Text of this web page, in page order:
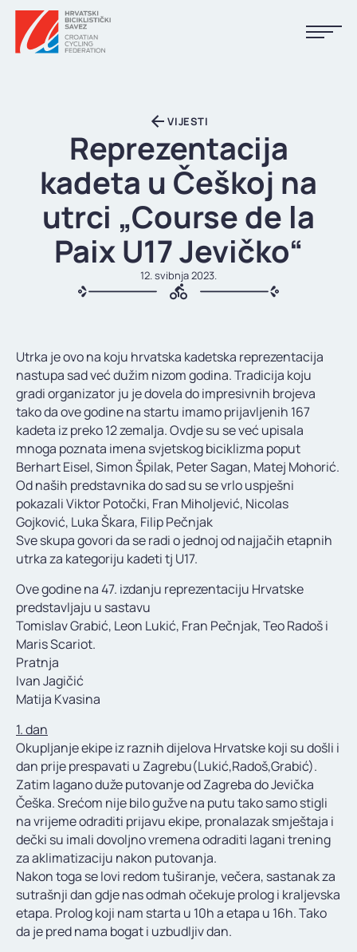
KALENDAR
REZULTATI
KLUBOVI
TIJELA HBS-A
DOKUMENTI
KONTAKT
VIJESTI
Reprezentacija
kadeta u Češkoj na
utrci „Course de la
Paix U17 Jevičko“
12. svibnja 2023.
Utrka je ovo na koju hrvatska kadetska reprezentacija
nastupa sad već dužim nizom godina. Tradicija koju
gradi organizator ju je dovela do impresivnih brojeva
tako da ove godine na startu imamo prijavljenih 167
kadeta iz preko 12 zemalja. Ovdje su se već upisala
mnoga poznata imena svjetskog biciklizma poput
Berhart Eisel, Simon Špilak, Peter Sagan, Matej Mohorić.
Od naših predstavnika do sad su se vrlo uspješni
pokazali Viktor Potočki, Fran Miholjević, Nicolas
Gojković, Luka Škara, Filip Pečnjak
Sve skupa govori da se radi o jednoj od najjačih etapnih
utrka za kategoriju kadeti tj U17.
Ove godine na 47. izdanju reprezentaciju Hrvatske
predstavljaju u sastavu
Tomislav Grabić, Leon Lukić, Fran Pečnjak, Teo Radoš i
Maris Scariot.
Pratnja
Ivan Jagičić
Matija Kvasina
1. dan
Okupljanje ekipe iz raznih dijelova Hrvatske koji su došli i
dan prije prespavati u Zagrebu(Lukić,Radoš,Grabić).
Zatim lagano duže putovanje od Zagreba do Jevička
Češka. Srećom nije bilo gužve na putu tako samo stigli
na vrijeme odraditi prijavu ekipe, pronalazak smještaja i
dečki su imali dovoljno vremena odraditi lagani trening
za aklimatizaciju nakon putovanja.
Nakon toga se lovi redom tuširanje, večera, sastanak za
sutrašnji dan gdje nas odmah očekuje prolog i kraljevska
etapa. Prolog koji nam starta u 10h a etapa u 16h. Tako
da je pred nama bogat i uzbudljiv dan.